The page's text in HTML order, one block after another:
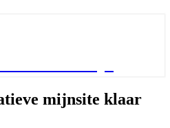
mijnsite klaar